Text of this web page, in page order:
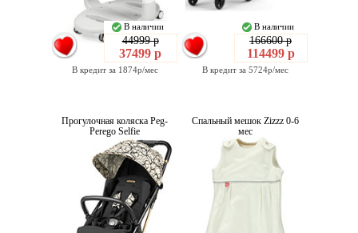
В наличии
44999 р
37499 р
В кредит за 1874р/мес
В наличии
166600 р
114499 р
В кредит за 5724р/мес
Прогулочная коляска Peg-
Perego Selfie
Спальный мешок Zizzz 0-6
мес